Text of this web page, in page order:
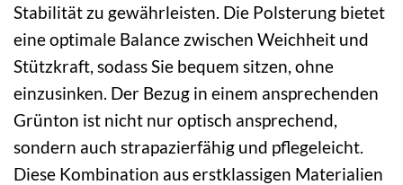
Stabilität zu gewährleisten. Die Polsterung bietet
eine optimale Balance zwischen Weichheit und
Stützkraft, sodass Sie bequem sitzen, ohne
einzusinken. Der Bezug in einem ansprechenden
Grünton ist nicht nur optisch ansprechend,
sondern auch strapazierfähig und pflegeleicht.
Diese Kombination aus erstklassigen Materialien